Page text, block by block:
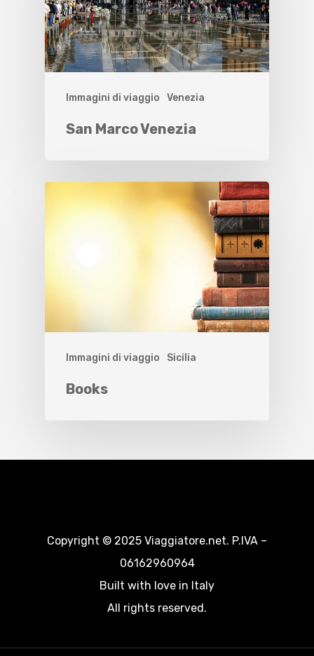
Immagini di viaggio Venezia
San Marco Venezia
Immagini di viaggio Sicilia
Books
Copyright © 2025 Viaggiatore.net. P.IVA –
06162960964
Built with love in Italy
All rights reserved.